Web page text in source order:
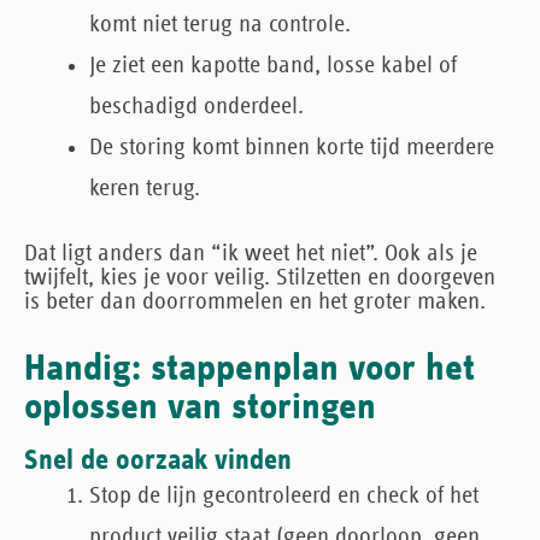
komt niet terug na controle.
Je ziet een kapotte band, losse kabel of
beschadigd onderdeel.
De storing komt binnen korte tijd meerdere
keren terug.
Dat ligt anders dan “ik weet het niet”. Ook als je
twijfelt, kies je voor veilig. Stilzetten en doorgeven
is beter dan doorrommelen en het groter maken.
Handig: stappenplan voor het
oplossen van storingen
Snel de oorzaak vinden
Stop de lijn gecontroleerd en check of het